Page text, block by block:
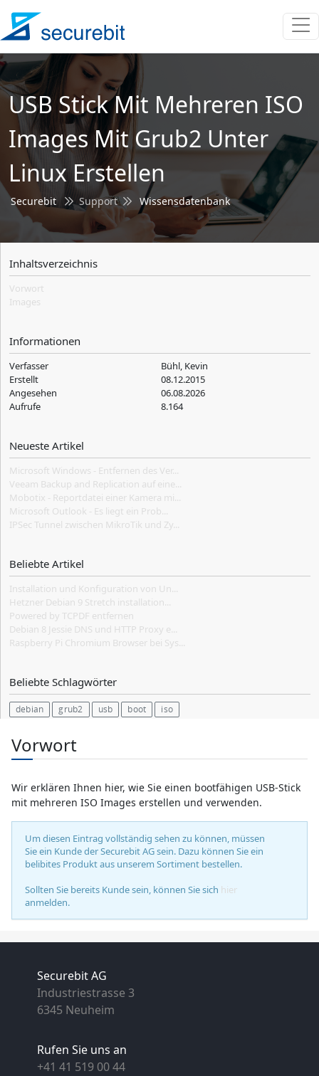
USB Stick Mit Mehreren ISO
Images Mit Grub2 Unter
Linux Erstellen
Securebit Support Wissensdatenbank
Inhaltsverzeichnis
Vorwort
Images
Informationen
Verfasser
Bühl, Kevin
Erstellt
08.12.2015
Angesehen
06.08.2026
Aufrufe
8.164
Neueste Artikel
Microsoft Windows - Entfernen des Ver...
Veeam Backup and Replication auf eine...
Mobotix - Reportdatei einer Kamera mi...
Microsoft Outlook - Es liegt ein Prob...
IPSec Tunnel zwischen MikroTik und Zy...
Beliebte Artikel
Installation und Konfiguration von Un...
Hetzner Debian 9 Stretch installation...
Powered by TCPDF entfernen
Debian 8 Jessie DNS und HTTP Proxy e...
Raspberry Pi Chromium Browser bei Sys...
Beliebte Schlagwörter
debian grub2 usb boot iso
Vorwort
Wir erklären Ihnen hier, wie Sie einen bootfähigen USB-Stick
mit mehreren ISO Images erstellen und verwenden.
Um diesen Eintrag vollständig sehen zu können, müssen
Sie ein Kunde der Securebit AG sein. Dazu können Sie ein
belibites Produkt aus unserem Sortiment bestellen.
Sollten Sie bereits Kunde sein, können Sie sich hier
anmelden.
Securebit AG
Industriestrasse 3
6345 Neuheim
Rufen Sie uns an
+41 41 519 00 44